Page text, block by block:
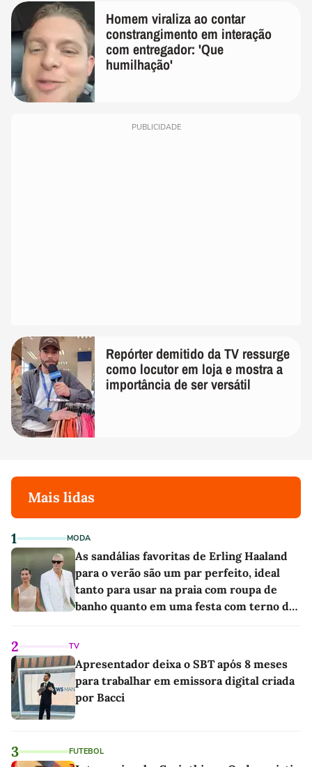
Homem viraliza ao contar
constrangimento em interação
com entregador: 'Que
humilhação'
PUBLICIDADE
Repórter demitido da TV ressurge
como locutor em loja e mostra a
importância de ser versátil
Mais lidas
1 MODA
As sandálias favoritas de Erling Haaland
para o verão são um par perfeito, ideal
tanto para usar na praia com roupa de
banho quanto em uma festa com terno de
2 TV
Apresentador deixa o SBT após 8 meses
para trabalhar em emissora digital criada
por Bacci
3 FUTEBOL